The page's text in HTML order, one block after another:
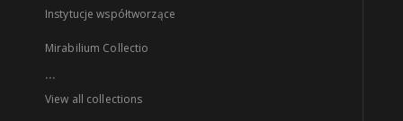
Instytucje współtworzące
Mirabilium Collectio
...
View all collections